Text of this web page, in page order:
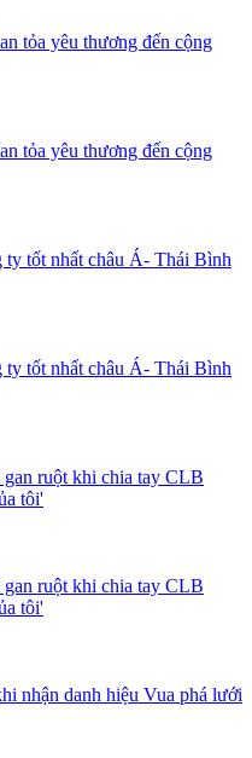
tỏa yêu thương đến cộng
tỏa yêu thương đến cộng
tốt nhất châu Á- Thái Bình
tốt nhất châu Á- Thái Bình
ruột khi chia tay CLB
tôi'
ruột khi chia tay CLB
tôi'
nhận danh hiệu Vua phá lưới